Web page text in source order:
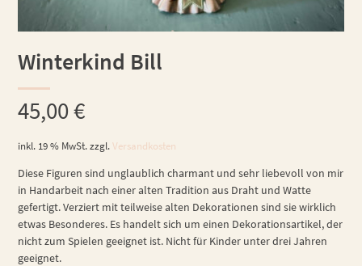
Winterkind Bill
45,00€
inkl. 19 % MwSt. zzgl.Versandkosten
Diese Figuren sind unglaublich charmant und sehr liebevoll von mir
in Handarbeit nach einer alten Tradition aus Draht und Watte
gefertigt. Verziert mit teilweise alten Dekorationen sind sie wirklich
etwas Besonderes. Es handelt sich um einen Dekorationsartikel, der
nicht zum Spielen geeignet ist. Nicht für Kinder unter drei Jahren
geeignet.